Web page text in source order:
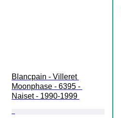
Blancpain - Villeret
Moonphase - 6395 -
Naiset - 1990-1999